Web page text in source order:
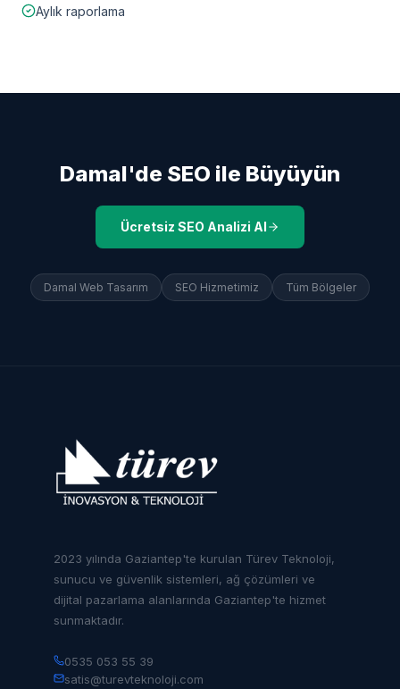
Aylık raporlama
Damal'de SEO ile Büyüyün
Ücretsiz SEO Analizi Al
Damal Web Tasarım SEO Hizmetimiz Tüm Bölgeler
2023 yılında Gaziantep'te kurulan Türev Teknoloji,
sunucu ve güvenlik sistemleri, ağ çözümleri ve
dijital pazarlama alanlarında Gaziantep'te hizmet
sunmaktadır.
0535 053 55 39
satis@turevteknoloji.com